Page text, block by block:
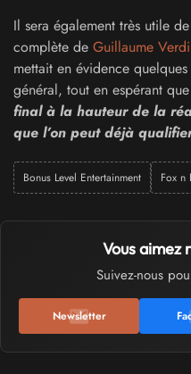
Il sera également très utile
complète de Guillaume
mettait en évidence
général, tout en espérant que
final à la hauteur de la
que l’on peut déjà
Bonus Level Entertainment Fox n
Vous aimez
Suivez-nous
Newsletter